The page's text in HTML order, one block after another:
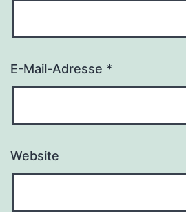
E-Mail-Adresse *
Website